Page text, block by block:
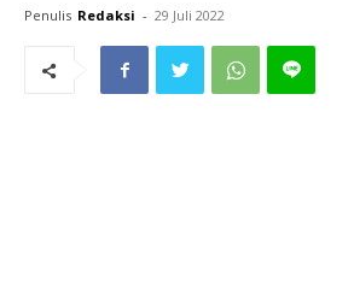
Penulis Redaksi - 29 Juli 2022